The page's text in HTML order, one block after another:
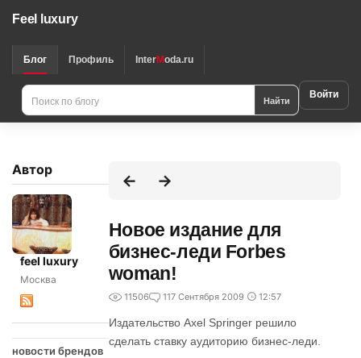
Feel luxury
Блог Профиль InterModa.ru
Найти Войти
Автор
feel luxury
Москва
новости брендов
Новое издание для
бизнес-леди Forbes
woman!
11506 117 Сентября 2009 12:57
Издательство Axel Springer решило
сделать ставку аудиторию бизнес-леди.